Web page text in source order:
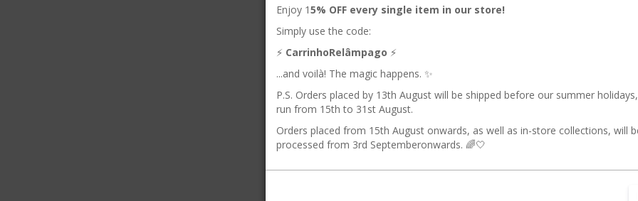
Autocolantes
Enjoy 15% OFF every single item in our store!
Simply use the code:
⚡️ CarrinhoRelâmpago ⚡️
...and voilà! The magic happens. ✨
P.S. Orders placed by 13th August will be shipped before our summer
run from 15th to 31st August.
Orders placed from 15th August onwards, as well as in-store collections, will
processed from 3rd Septemberonwards. 🌈🤍